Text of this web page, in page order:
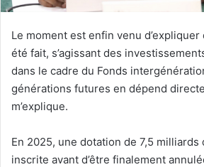
Le moment est enfin venu
été fait, s’agissant des
dans le cadre du Fonds
générations futures en dépend
m’explique.
En 2025, une dotation de 7,5 milliards
inscrite avant d’être finalement